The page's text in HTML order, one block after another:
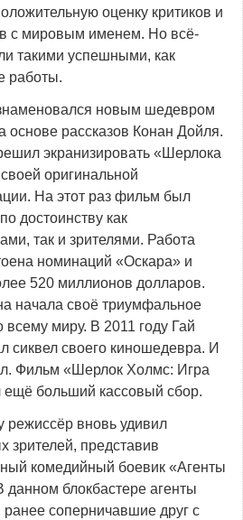
оценку критиков и
с мировым именем. Но всё-
такими успешными, как
работы.
новым шедевром
основе рассказов Конан Дойля.
экранизировать «Шерлока
оригинальной
На этот раз фильм был
достоинству как
так и зрителями. Работа
номинаций «Оскара» и
520 миллионов долларов.
начала своё триумфальное
всему миру. В 2011 году Гай
сиквел своего киношедевра. И
Фильм «Шерлок Холмс: Игра
ещё больший кассовый сбор.
режиссёр вновь удивил
зрителей, представив
комедийный боевик «Агенты
блокбастере агенты
соперничавшие друг с